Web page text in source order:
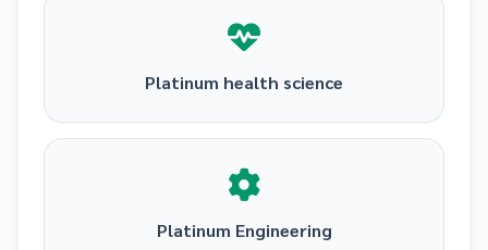
Platinum health science
Platinum Engineering